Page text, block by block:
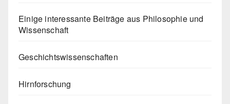
Einige interessante Beiträge aus Philosophie und
Wissenschaft
Geschichtswissenschaften
Hirnforschung